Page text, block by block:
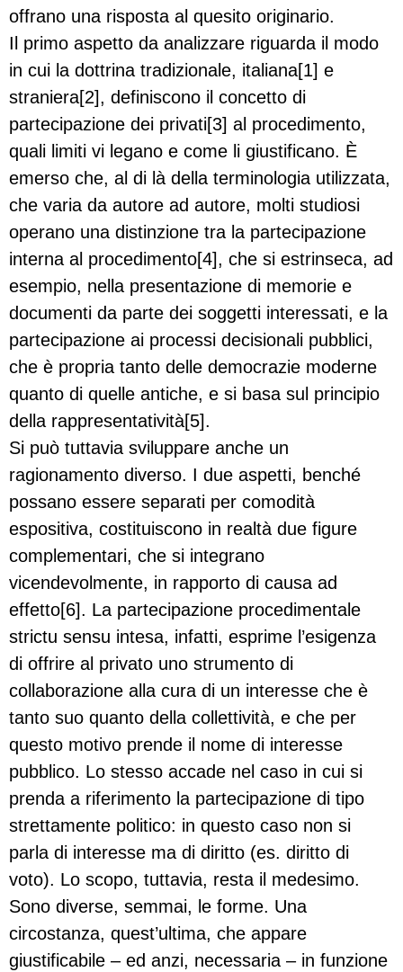
offrano una risposta al quesito originario.
Il primo aspetto da analizzare riguarda il modo
in cui la dottrina tradizionale, italiana[1] e
straniera[2], definiscono il concetto di
partecipazione dei privati[3] al procedimento,
quali limiti vi legano e come li giustificano. È
emerso che, al di là della terminologia utilizzata,
che varia da autore ad autore, molti studiosi
operano una distinzione tra la partecipazione
interna al procedimento[4], che si estrinseca, ad
esempio, nella presentazione di memorie e
documenti da parte dei soggetti interessati, e la
partecipazione ai processi decisionali pubblici,
che è propria tanto delle democrazie moderne
quanto di quelle antiche, e si basa sul principio
della rappresentatività[5].
Si può tuttavia sviluppare anche un
ragionamento diverso. I due aspetti, benché
possano essere separati per comodità
espositiva, costituiscono in realtà due figure
complementari, che si integrano
vicendevolmente, in rapporto di causa ad
effetto[6]. La partecipazione procedimentale
strictu sensu intesa, infatti, esprime l’esigenza
di offrire al privato uno strumento di
collaborazione alla cura di un interesse che è
tanto suo quanto della collettività, e che per
questo motivo prende il nome di interesse
pubblico. Lo stesso accade nel caso in cui si
prenda a riferimento la partecipazione di tipo
strettamente politico: in questo caso non si
parla di interesse ma di diritto (es. diritto di
voto). Lo scopo, tuttavia, resta il medesimo.
Sono diverse, semmai, le forme. Una
circostanza, quest’ultima, che appare
giustificabile – ed anzi, necessaria – in funzione